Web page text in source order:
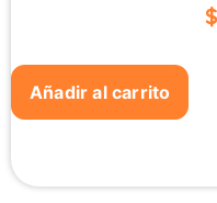
$
Añadir al carrito